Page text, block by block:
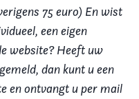
75 euro) En wist
een eigen
website? Heeft uw
dan kunt u een
en ontvangt u per mail